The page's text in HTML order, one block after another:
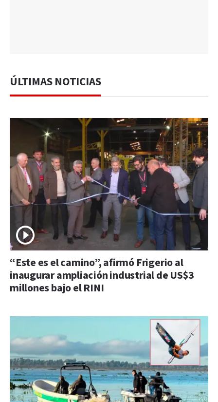
ÚLTIMAS NOTICIAS
“Este es el camino”, afirmó Frigerio al
inaugurar ampliación industrial de US$3
millones bajo el RINI